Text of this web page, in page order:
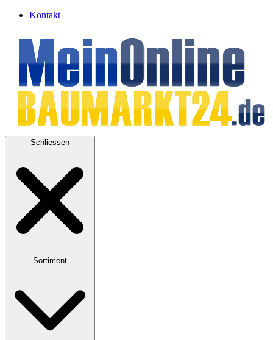
Kontakt
Schliessen
Sortiment